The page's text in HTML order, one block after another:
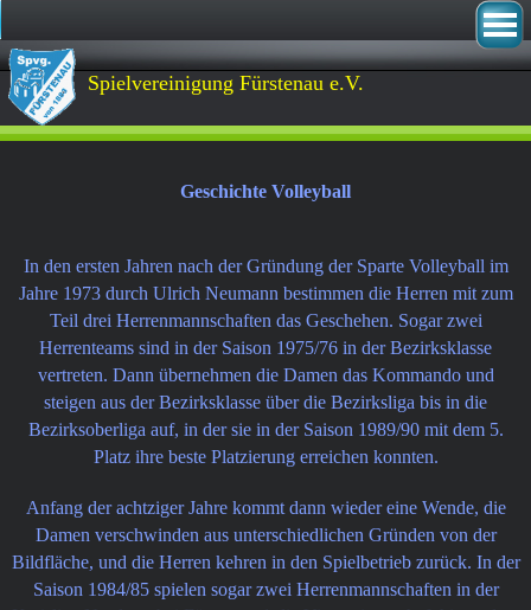
Spielvereinigung Fürstenau e.V.
Geschichte Volleyball
In den ersten Jahren nach der Gründung der Sparte Volleyball im
Jahre 1973 durch Ulrich Neumann bestimmen die Herren mit zum
Teil drei Herrenmannschaften das Geschehen. Sogar zwei
Herrenteams sind in der Saison 1975/76 in der Bezirksklasse
vertreten. Dann übernehmen die Damen das Kommando und
steigen aus der Bezirksklasse über die Bezirksliga bis in die
Bezirksoberliga auf, in der sie in der Saison 1989/90 mit dem 5.
Platz ihre beste Platzierung erreichen konnten.
Anfang der achtziger Jahre kommt dann wieder eine Wende, die
Damen verschwinden aus unterschiedlichen Gründen von der
Bildfläche, und die Herren kehren in den Spielbetrieb zurück. In der
Saison 1984/85 spielen sogar zwei Herrenmannschaften in der